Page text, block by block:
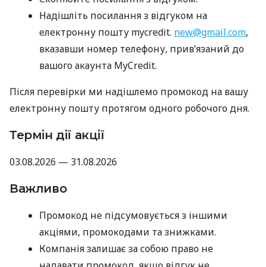
Надішліть посилання з відгуком на
електронну пошту mycredit. new@gmail.com,
вказавши номер телефону, прив’язаний до
вашого акаунта MyCredit.
Після перевірки ми надішлемо промокод на вашу
електронну пошту протягом одного робочого дня.
Термін дії акції
03.08.2026 — 31.08.2026
Важливо
Промокод не підсумовується з іншими
акціями, промокодами та знижками.
Компанія залишає за собою право не